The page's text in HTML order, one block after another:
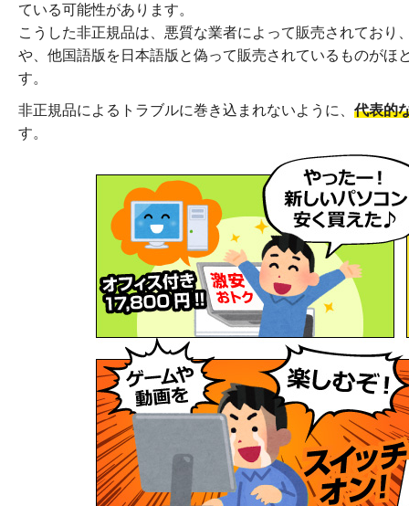
ている可能性があります。
こうした非正規品は、悪質な業者によって販売されてお
や、他国語版を日本語版と偽って販売されているものが
す。
非正規品によるトラブルに巻き込まれないように、 代表的
す。